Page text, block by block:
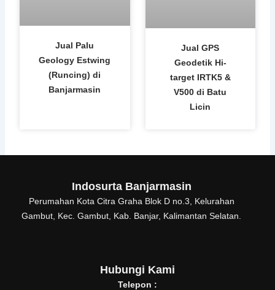
Jual Palu
Geology Estwing
(Runcing) di
Banjarmasin
Jual GPS
Geodetik Hi-
target IRTK5 &
V500 di Batu
Licin
Indosurta Banjarmasin
Perumahan Kota Citra Graha Blok D no.3, Kelurahan
Gambut, Kec. Gambut, Kab. Banjar, Kalimantan Selatan.
Hubungi Kami
Telepon :